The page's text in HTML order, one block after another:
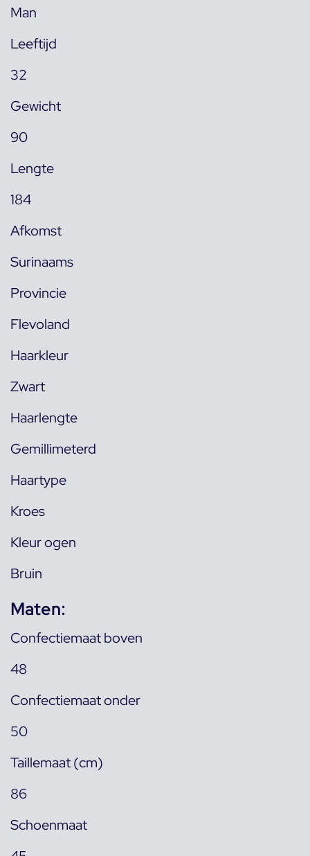
Man
Leeftijd
32
Gewicht
90
Lengte
184
Afkomst
Surinaams
Provincie
Flevoland
Haarkleur
Zwart
Haarlengte
Gemillimeterd
Haartype
Kroes
Kleur ogen
Bruin
Maten:
Confectiemaat boven
48
Confectiemaat onder
50
Taillemaat (cm)
86
Schoenmaat